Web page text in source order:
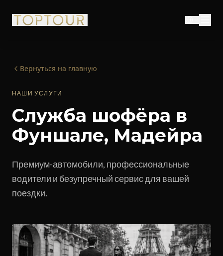
Вернуться на главную
НАШИ УСЛУГИ
Служба шофёра в
Фуншале, Мадейра
Премиум-автомобили, профессиональные
водители и безупречный сервис для вашей
поездки.